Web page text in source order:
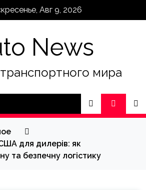
Авг 9, 2026
News
мира
для дилерів: як
та безпечну логістику